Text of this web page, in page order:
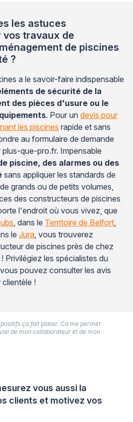
les astuces
travaux de
de piscines
?
a le savoir-faire indispensable
de sécurité de la
des pièces d'usure ou le
. Pour un devis pour
les piscines rapide et sans
au formulaire de demande
que-pro.fr. Impensable
piscine, des alarmes ou des
sans appliquer les standards de
grands ou de petits volumes,
des constructeurs de piscines
l'endroit où vous vivez, que
, dans le Territoire de Belfort
le Jura , vous trouverez
de piscines près de chez
Privilégiez les spécialistes du
pouvez consulter les avis
!
vous aussi la
clients et motivez vos
ça fait plaisir. Ca me permet
de mon collaborateur et de mon